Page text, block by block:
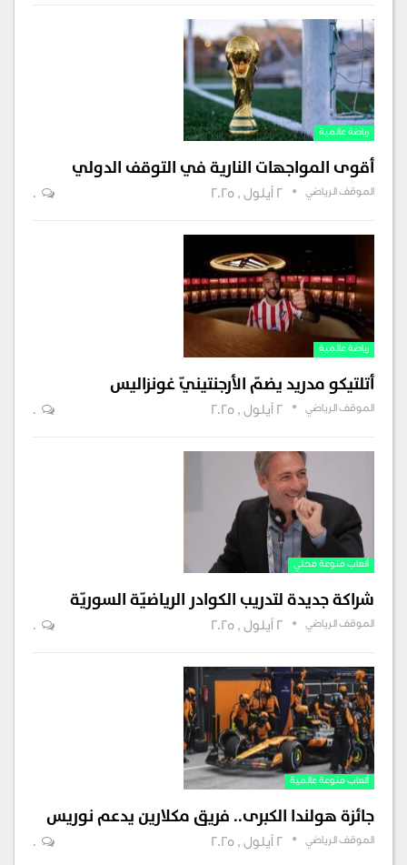
رياضة عالمية
أقوى المواجهات النارية في التوقف الدولي
الموقف الرياضي 0
رياضة عالمية
أتلتيكو مدريد يضمّ الأرجنتينيّ غونزاليس
الموقف الرياضي 0
ألعاب منوعة محلي
شراكة جديدة لتدريب الكوادر الرياضيّة السوريّة
الموقف الرياضي 0
ألعاب منوعة عالمية
جائزة هولندا الكبرى.. فريق مكلارين يدعم نوريس
الموقف الرياضي 0